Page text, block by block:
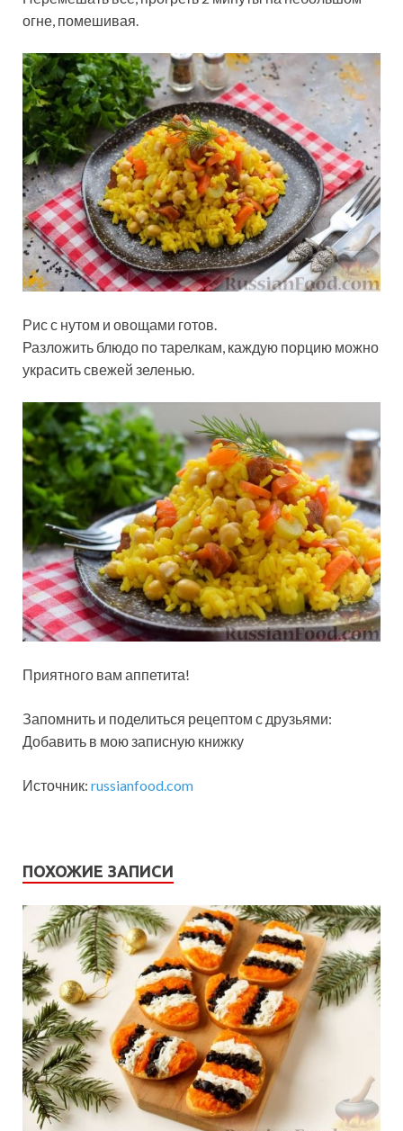
огне, помешивая.
Рис с нутом и овощами готов.
Разложить блюдо по тарелкам, каждую порцию можно
украсить свежей зеленью.
Приятного вам аппетита!
Запомнить и поделиться рецептом с друзьями:
Добавить в мою записную книжку
Источник: russianfood.com
ПОХОЖИЕ ЗАПИСИ